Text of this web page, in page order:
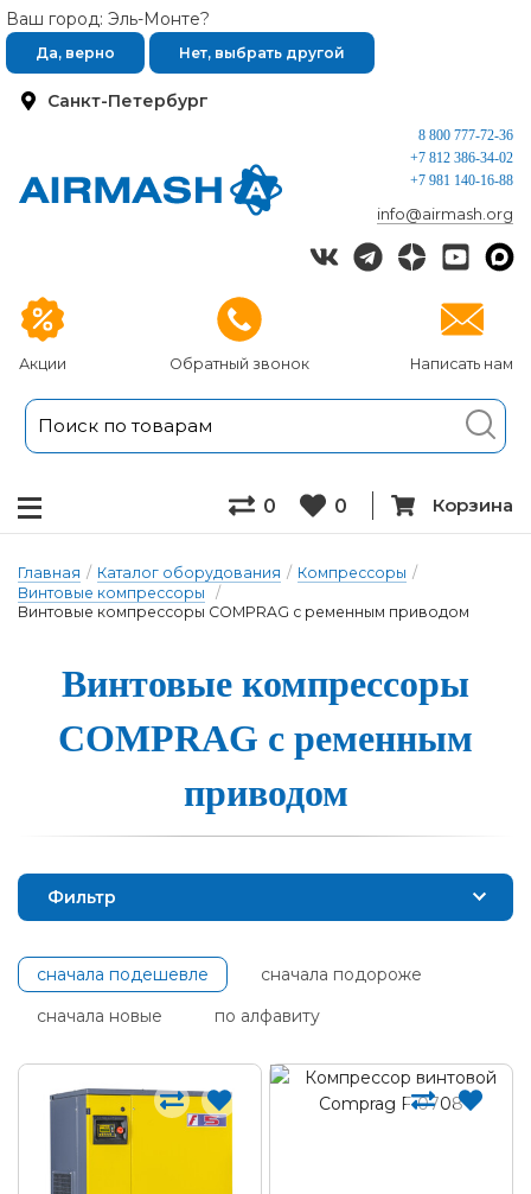
Санкт-Петербург
Ваш город: Эль-Монте?
Да, верно Нет, выбрать другой
Акции Обратный звонок Написать нам
8 800 777-72-36
+7 812 386-34-02
+7 981 140-16-88
info@airmash.org
0 0 Корзина
Главная / Каталог оборудования / Компрессоры /
Винтовые компрессоры
/
Винтовые компрессоры COMPRAG с ременным приводом
Винтовые ком­прес­со­ры
COMPRAG с ре­мен­ным
при­во­дом
Фильтр
сначала подешевле
сначала подороже
сначала новые
по алфавиту